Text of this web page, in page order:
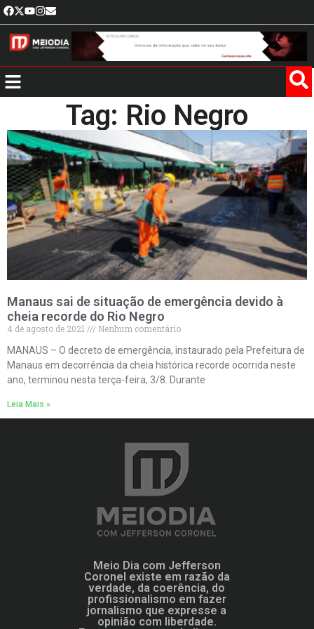
Tag: Rio Negro
Manaus sai de situação de emergência devido à
cheia recorde do Rio Negro
4 de agosto de 2021
Nenhum comentário
MANAUS – O decreto de emergência, instaurado pela Prefeitura de
Manaus em decorrência da cheia histórica recorde ocorrida neste
ano, terminou nesta terça-feira, 3/8. Durante
Leia Mais »
Meio Dia com Jefferson
Coronel existe em razão da
verdade, da coerência, do
profissionalismo em fazer
jornalismo que expresse a
opinião com liberdade.